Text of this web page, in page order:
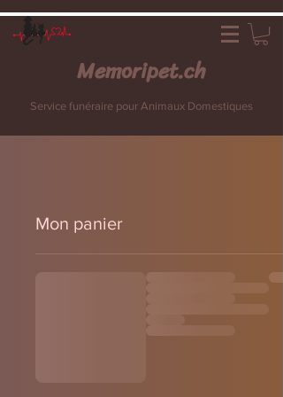
Memoripet.ch
Service funéraire pour Animaux Domestiques
Mon panier